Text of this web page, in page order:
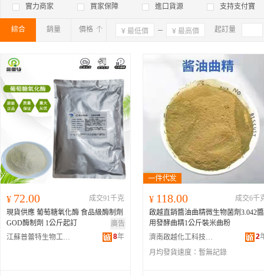
實力商家 買家保障 進口貨源 支持支付寶
綜合 銷量 價格 確定 起訂量
¥ 72.00
成交91千克
現貨供應 葡萄糖氧化酶 食品級酶制劑
GOD酶制劑 1公斤起訂
廣告
江蘇普蕾特生物工程有限公司
8年
¥ 118.00
成交6千
啟越直銷醬油曲精微生物菌劑3.042醬
用發酵曲精1公斤裝米曲粉
濟南啟越化工科技有限公司
2
月均發貨速度： 暫無記錄